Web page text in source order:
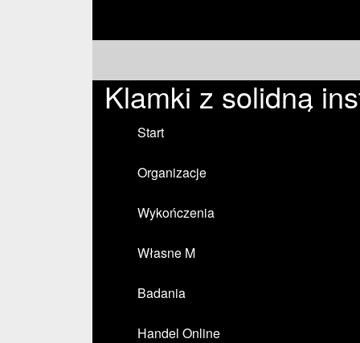
Klamki z solidną
Start
Organizacje
Wykończenia
Własne M
Badania
Handel Online